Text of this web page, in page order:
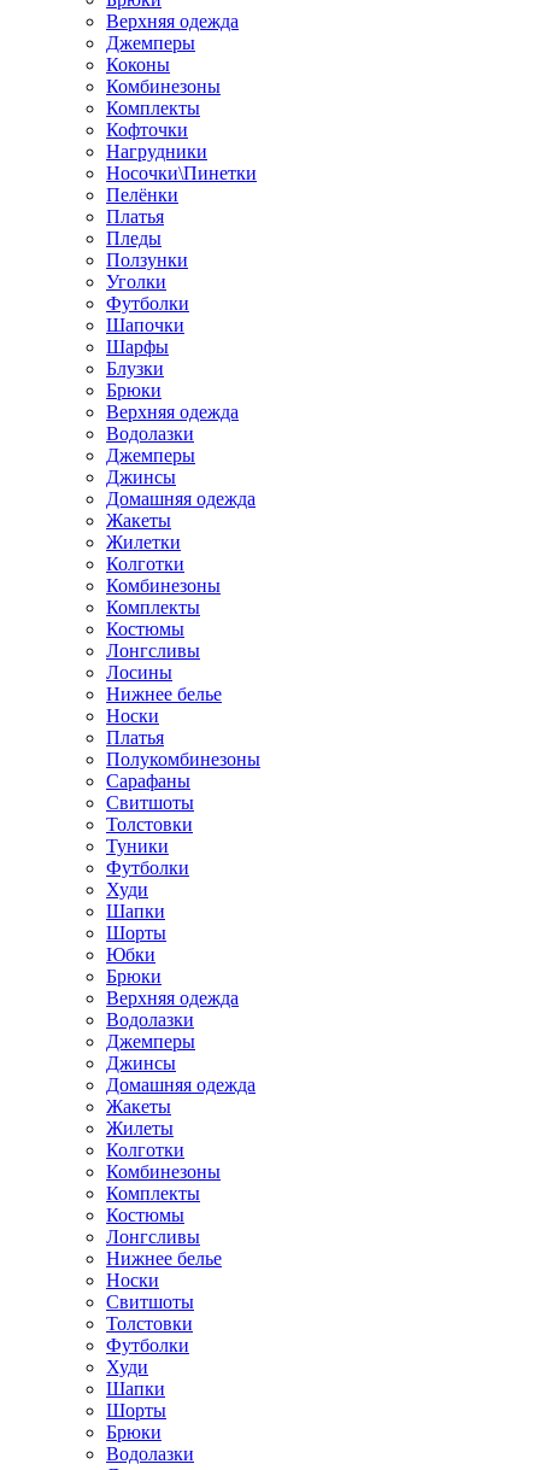
Верхняя одежда
Джемперы
Коконы
Комбинезоны
Комплекты
Кофточки
Нагрудники
Носочки\Пинетки
Пелёнки
Платья
Пледы
Ползунки
Уголки
Футболки
Шапочки
Шарфы
Блузки
Брюки
Верхняя одежда
Водолазки
Джемперы
Джинсы
Домашняя одежда
Жакеты
Жилетки
Колготки
Комбинезоны
Комплекты
Костюмы
Лонгсливы
Лосины
Нижнее белье
Носки
Платья
Полукомбинезоны
Сарафаны
Свитшоты
Толстовки
Туники
Футболки
Худи
Шапки
Шорты
Юбки
Брюки
Верхняя одежда
Водолазки
Джемперы
Джинсы
Домашняя одежда
Жакеты
Жилеты
Колготки
Комбинезоны
Комплекты
Костюмы
Лонгсливы
Нижнее белье
Носки
Свитшоты
Толстовки
Футболки
Худи
Шапки
Шорты
Брюки
Водолазки